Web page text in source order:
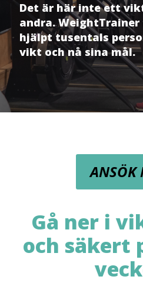
Det är här inte ett
andra.
hjälpt tusentals
vikt och nå sina mål.
ANSÖK
Gå ner i
och säkert